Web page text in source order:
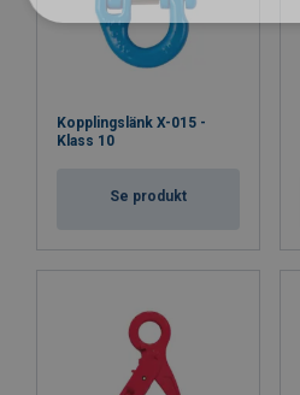
Kopplingslänk X-015 -
Klass 10
Se produkt